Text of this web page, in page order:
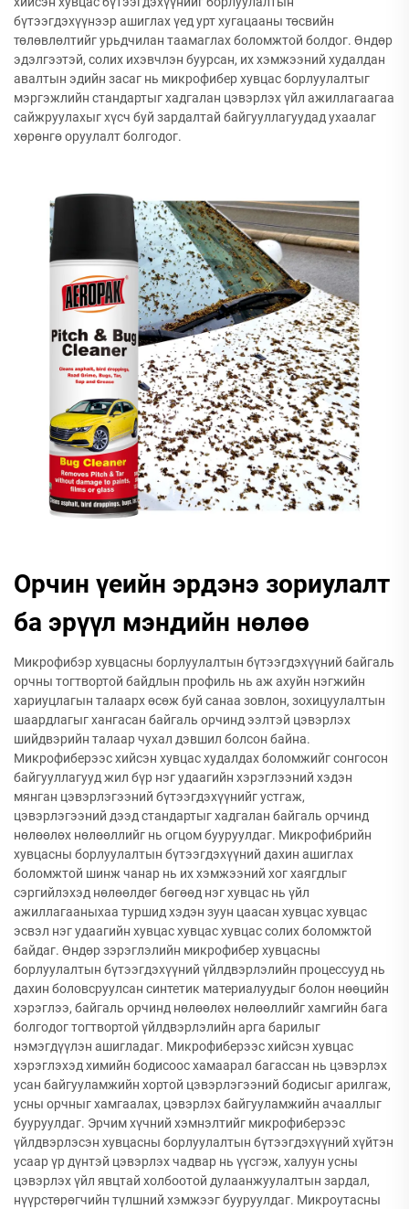
бүтээгдэхүүнээр ашиглах үед урт хугацааны төсвийн
төлөвлөлтийг урьдчилан таамаглах боломжтой болдог. Өндөр
эдэлгээтэй, солих ихэвчлэн буурсан, их хэмжээний худалдан
авалтын эдийн засаг нь микрофибер хувцас борлуулалтыг
мэргэжлийн стандартыг хадгалан цэвэрлэх үйл ажиллагаагаа
сайжруулахыг хүсч буй зардалтай байгууллагуудад ухаалаг
хөрөнгө оруулалт болгодог.
Орчин үеийн эрдэнэ зориулалт
ба эрүүл мэндийн нөлөө
Микрофибэр хувцасны борлуулалтын бүтээгдэхүүний байгаль
орчны тогтвортой байдлын профиль нь аж ахуйн нэгжийн
хариуцлагын талаарх өсөж буй санаа зовлон, зохицуулалтын
шаардлагыг хангасан байгаль орчинд ээлтэй цэвэрлэх
шийдвэрийн талаар чухал дэвшил болсон байна.
Микрофиберээс хийсэн хувцас худалдах боломжийг сонгосон
байгууллагууд жил бүр нэг удаагийн хэрэглээний хэдэн
мянган цэвэрлэгээний бүтээгдэхүүнийг устгаж,
цэвэрлэгээний дээд стандартыг хадгалан байгаль орчинд
нөлөөлөх нөлөөллийг нь огцом бууруулдаг. Микрофибрийн
хувцасны борлуулалтын бүтээгдэхүүний дахин ашиглах
боломжтой шинж чанар нь их хэмжээний хог хаягдлыг
сэргийлэхэд нөлөөлдөг бөгөөд нэг хувцас нь үйл
ажиллагааныхаа туршид хэдэн зуун цаасан хувцас хувцас
эсвэл нэг удаагийн хувцас хувцас хувцас солих боломжтой
байдаг. Өндөр зэрэглэлийн микрофибер хувцасны
борлуулалтын бүтээгдэхүүний үйлдвэрлэлийн процессууд нь
дахин боловсруулсан синтетик материалуудыг болон нөөцийн
хэрэглээ, байгаль орчинд нөлөөлөх нөлөөллийг хамгийн бага
болгодог тогтвортой үйлдвэрлэлийн арга барилыг
нэмэгдүүлэн ашигладаг. Микрофиберээс хийсэн хувцас
хэрэглэхэд химийн бодисоос хамаарал багассан нь цэвэрлэх
усан байгууламжийн хортой цэвэрлэгээний бодисыг арилгаж,
усны орчныг хамгаалах, цэвэрлэх байгууламжийн ачааллыг
бууруулдаг. Эрчим хүчний хэмнэлтийг микрофиберээс
үйлдвэрлэсэн хувцасны борлуулалтын бүтээгдэхүүний хүйтэн
усаар үр дүнтэй цэвэрлэх чадвар нь үүсгэж, халуун усны
цэвэрлэх үйл явцтай холбоотой дулаанжуулалтын зардал,
нүүрстөрөгчийн түлшний хэмжээг бууруулдаг. Микроутасны